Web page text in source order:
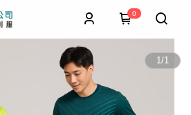
0
1/1